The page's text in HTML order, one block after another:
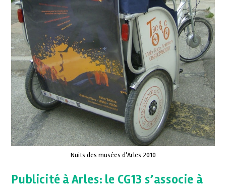
Nuits des musées d'Arles 2010
Publicité à Arles: le CG13 s’associe à